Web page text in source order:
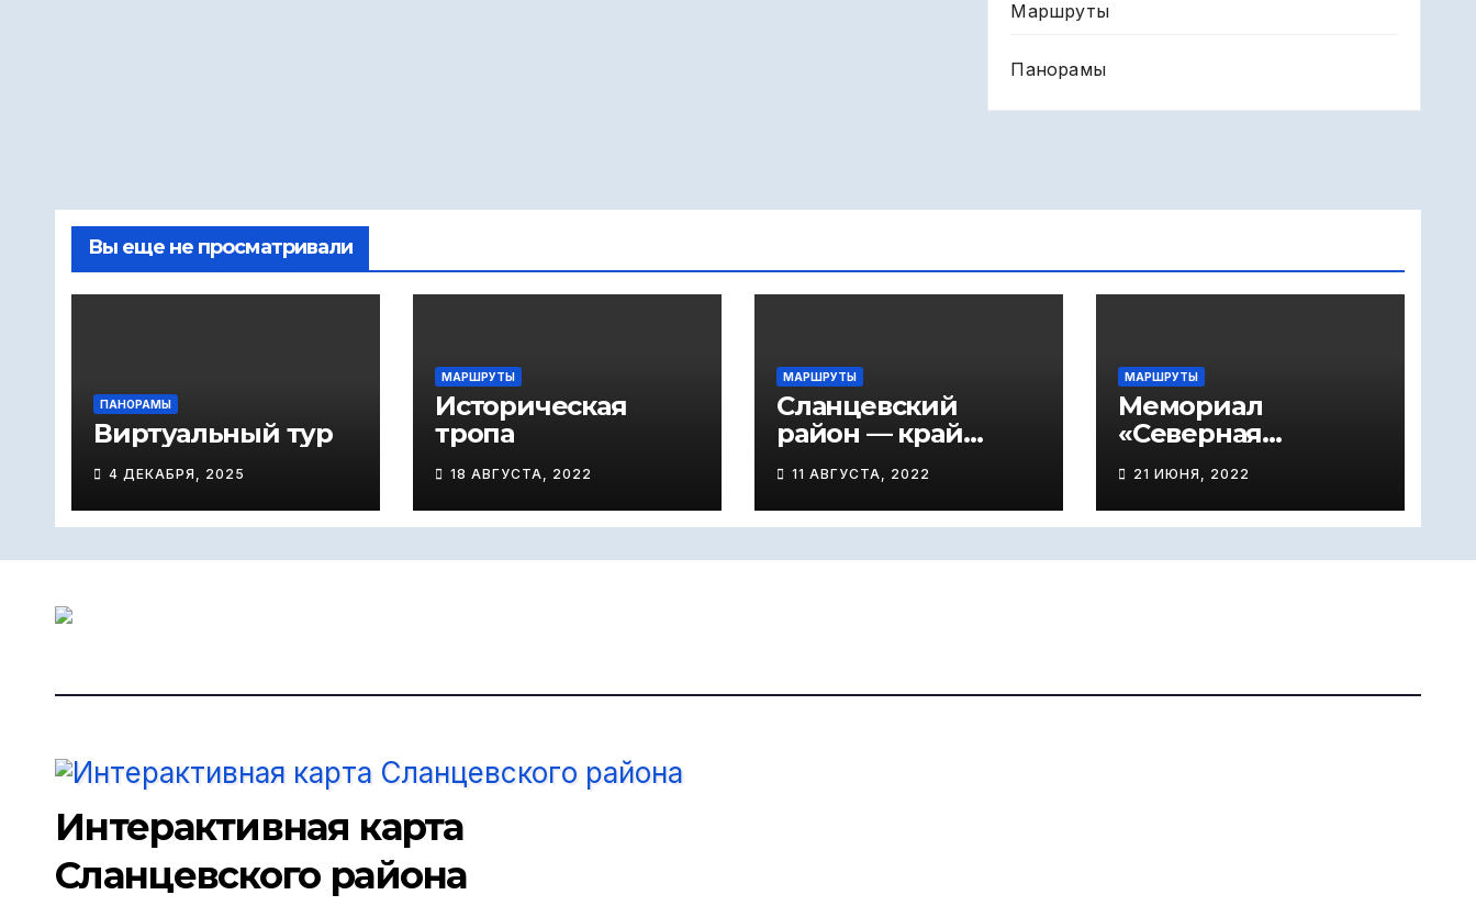
Маршруты
Панорамы
Вы еще не просматривали
ПАНОРАМЫ
Виртуальный тур
4 ДЕКАБРЯ, 2025
МАРШРУТЫ
Историческая
тропа
18 АВГУСТА, 2022
МАРШРУТЫ
Сланцевский
район — край
купеческий
11 АВГУСТА, 2022
МАРШРУТЫ
Мемориал
«Северная
окраина»
21 ИЮНЯ, 2022
Интерактивная карта
Сланцевского района